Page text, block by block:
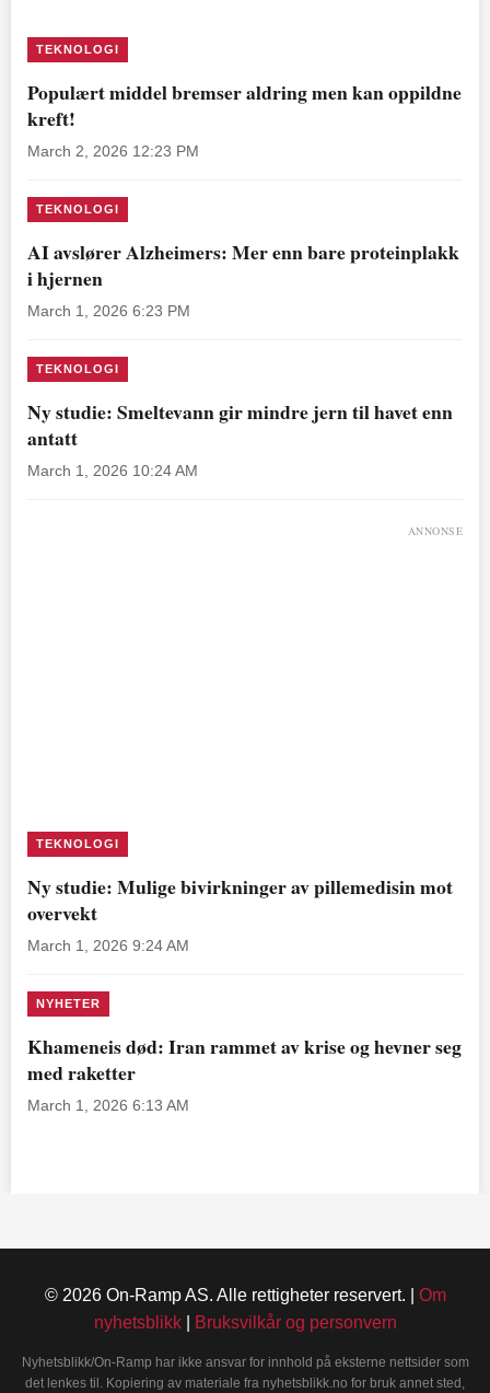
TEKNOLOGI
Populært middel bremser aldring men kan oppildne
kreft!
March 2, 2026 12:23 PM
TEKNOLOGI
AI avslører Alzheimers: Mer enn bare proteinplakk
i hjernen
March 1, 2026 6:23 PM
TEKNOLOGI
Ny studie: Smeltevann gir mindre jern til havet enn
antatt
March 1, 2026 10:24 AM
ANNONSE
TEKNOLOGI
Ny studie: Mulige bivirkninger av pillemedisin mot
overvekt
March 1, 2026 9:24 AM
NYHETER
Khameneis død: Iran rammet av krise og hevner seg
med raketter
March 1, 2026 6:13 AM
© 2026 On-Ramp AS. Alle rettigheter reservert. | Om
nyhetsblikk| Bruksvilkår og personvern
Nyhetsblikk/On-Ramp har ikke ansvar for innhold på eksterne nettsider som
det lenkes til. Kopiering av materiale fra nyhetsblikk.no for bruk annet sted,